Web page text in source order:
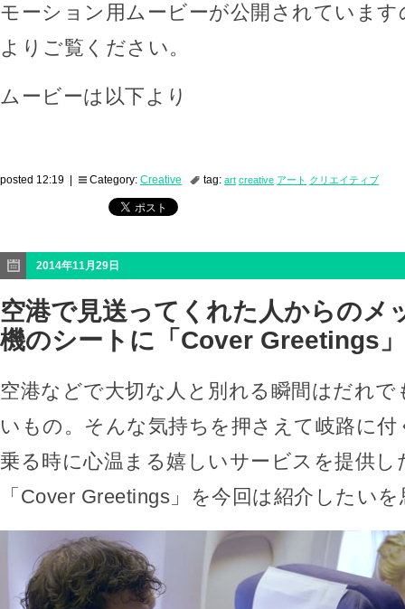
モーション用ムービーが公開されていま
よりご覧ください。
ムービーは以下より
posted 12:19 | Category: Creative tag: art creative アート クリエイティブ
2014年11月29日
空港で見送ってくれた人からのメ
機のシートに「Cover Greetings」
空港などで大切な人と別れる瞬間はだれで
いもの。そんな気持ちを押さえて岐路に
乗る時に心温まる嬉しいサービスを提供
「Cover Greetings」を今回は紹介したい